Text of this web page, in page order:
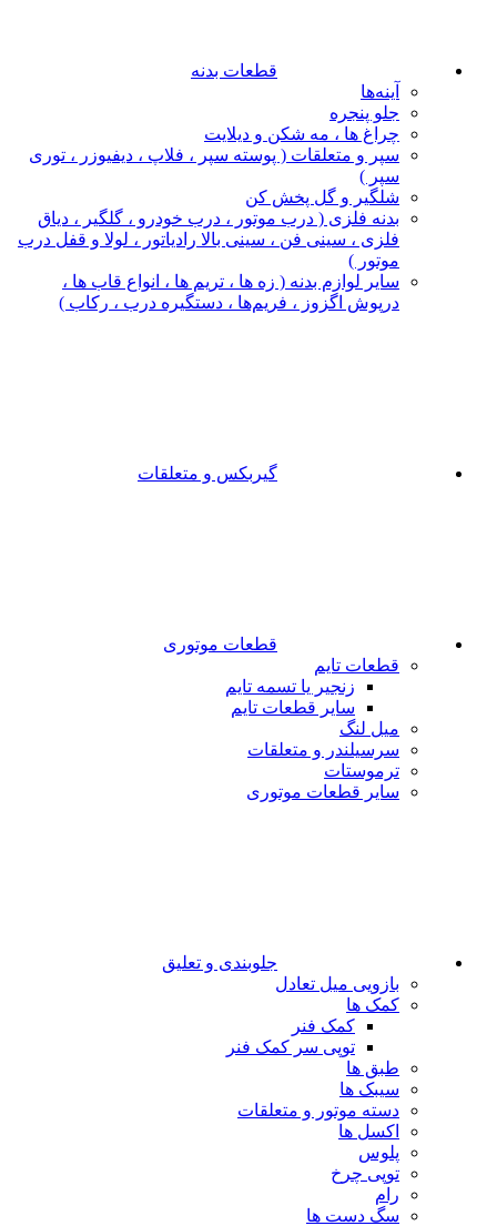
قطعات بدنه
آینه‌ها
جلو پنجره
چراغ‌ ها ، مه‌ شکن و دیلایت
سپر و متعلقات ( پوسته سپر ، فلاپ ، دیفیوزر ، توری
سپر )
شلگیر و گل‌ پخش‌ کن
بدنه فلزی ( درب موتور ، درب خودرو ، گلگیر ، دیاق
فلزی ، سینی فن ، سینی بالا رادیاتور ، لولا و قفل درب
موتور )
سایر لوازم بدنه ( زه ها ، تریم ها ، انواع قاب ها ،
درپوش اگزوز ، فریم‌ها ، دستگیره درب ، رکاب )
گیربکس و متعلقات
قطعات موتوری
قطعات تایم
زنجیر یا تسمه تایم
سایر قطعات تایم
میل لنگ
سرسیلندر و متعلقات
ترموستات
سایر قطعات موتوری
جلوبندی و تعلیق
بازویی میل تعادل
کمک ها
کمک فنر
توپی سر کمک فنر
طبق ها
سیبک ها
دسته موتور و متعلقات
اکسل ها
پلوس
توپی چرخ
رام
سگ دست ها